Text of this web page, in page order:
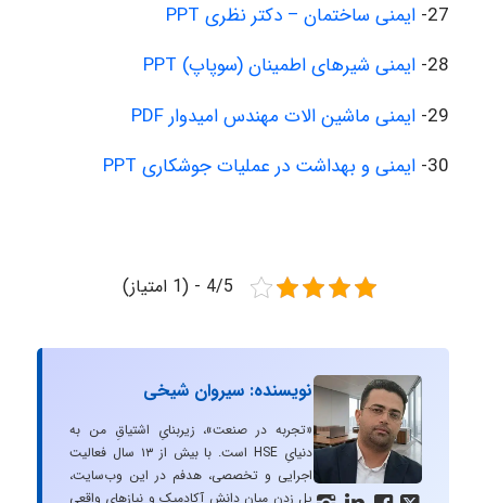
27- ایمنی ساختمان – دکتر نظری PPT
28- ایمنی شیرهای اطمینان (سوپاپ) PPT
29- ایمنی ماشین الات مهندس امیدوار PDF
30- ایمنی و بهداشت در عملیات جوشکاری PPT
4/5 - (1 امتیاز)
نویسنده: سیروان شیخی
«تجربه در صنعت»، زیربنایِ اشتیاقِ من به
دنیایِ HSE است. با بیش از ۱۳ سال فعالیت
اجرایی و تخصصی، هدفم در این وب‌سایت،
پل زدن میان دانشِ آکادمیک و نیازهای واقعیِ